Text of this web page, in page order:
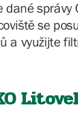
dané správy
se
a využijte